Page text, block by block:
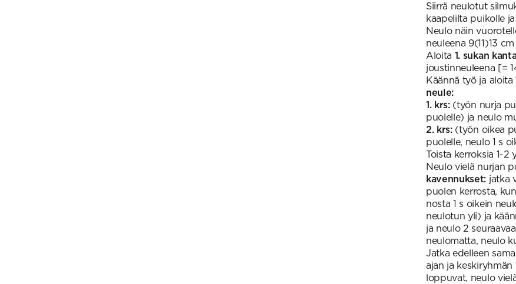
Siirrä neulotut
kaapelilta puikolle
Neulo näin
neuleena 9(11)13
Aloita 1. sukan
joustinneuleena [=
Käännä työ ja aloita
neule:
1. krs:(työn nurja
puolelle) ja neulo
2. krs: (työn oikea
puolelle, neulo 1 s
Toista kerroksia 1-2
Neulo vielä nurjan
kavennukset: jatka
puolen kerrosta,
nosta 1 s oikein
neulotun yli) ja
ja neulo 2
neulomatta, neulo
Jatka edelleen
ajan ja
loppuvat, neulo